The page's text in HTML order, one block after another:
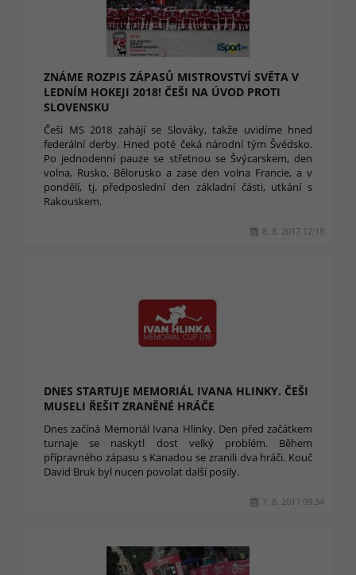
ZNÁME ROZPIS ZÁPASŮ MISTROVSTVÍ SVĚTA V
LEDNÍM HOKEJI 2018! ČEŠI NA ÚVOD PROTI
SLOVENSKU
Češi MS 2018 zahájí se Slováky, takže uvidíme hned
federální derby. Hned poté čeká národní tým Švédsko.
Po jednodenní pauze se střetnou se Švýcarskem, den
volna, Rusko, Bělorusko a zase den volna Francie, a v
pondělí, tj. předposlední den základní části, utkání s
Rakouskem.
8. 8. 2017 12:18
DNES STARTUJE MEMORIÁL IVANA HLINKY. ČEŠI
MUSELI ŘEŠIT ZRANĚNÉ HRÁČE
Dnes začíná Memoriál Ivana Hlinky. Den před začátkem
turnaje se naskytl dost velký problém. Během
přípravného zápasu s Kanadou se zranili dva hráči. Kouč
David Bruk byl nucen povolat další posily.
7. 8. 2017 09:34